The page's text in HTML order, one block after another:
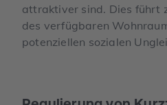
attraktiver sind. Dies führt
des verfügbaren
potenziellen sozialen